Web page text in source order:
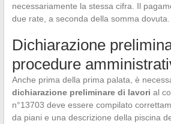
necessariamente la stessa cifra. Il
due rate, a seconda della somma dovuta.
Dichiarazione
procedure
Anche prima della prima palata, è
dichiarazione preliminare di lavori al
n°13703 deve essere compilato
da piani e una descrizione della piscina